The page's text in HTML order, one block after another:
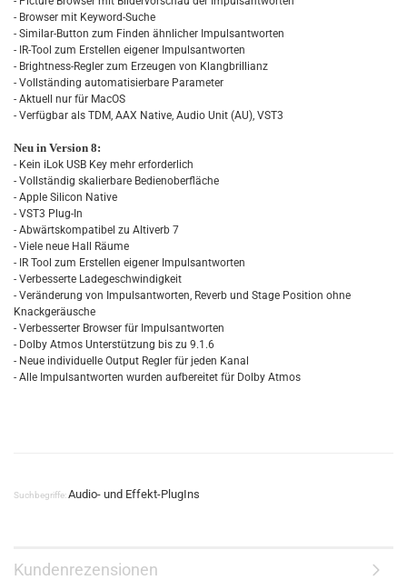
- Browser mit Keyword-Suche
- Similar-Button zum Finden ähnlicher Impulsantworten
- IR-Tool zum Erstellen eigener Impulsantworten
- Brightness-Regler zum Erzeugen von Klangbrillianz
- Vollständing automatisierbare Parameter
- Aktuell nur für MacOS
- Verfügbar als TDM, AAX Native, Audio Unit (AU), VST3
Neu in Version 8:
- Kein iLok USB Key mehr erforderlich
- Vollständig skalierbare Bedienoberfläche
- Apple Silicon Native
- VST3 Plug-In
- Abwärtskompatibel zu Altiverb 7
- Viele neue Hall Räume
- IR Tool zum Erstellen eigener Impulsantworten
- Verbesserte Ladegeschwindigkeit
- Veränderung von Impulsantworten, Reverb und Stage Position ohne
Knackgeräusche
- Verbesserter Browser für Impulsantworten
- Dolby Atmos Unterstützung bis zu 9.1.6
- Neue individuelle Output Regler für jeden Kanal
- Alle Impulsantworten wurden aufbereitet für Dolby Atmos
Suchbegriffe:Audio- und Effekt-PlugIns
Kundenrezensionen